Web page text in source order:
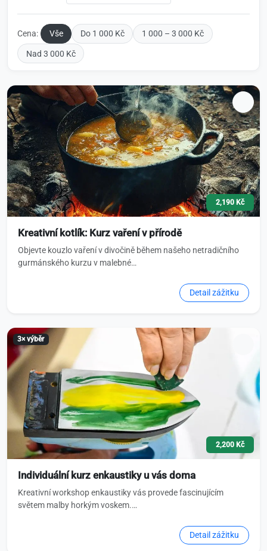
Cena: Vše Do 1 000 Kč 1 000 – 3 000 Kč
Nad 3 000 Kč
2,190 Kč
Kreativní kotlík: Kurz vaření v přírodě
Objevte kouzlo vaření v divočině během našeho netradičního
gurmánského kurzu v malebné…
Detail zážitku
3× výběr
2,200 Kč
Individuální kurz enkaustiky u vás doma
Kreativní workshop enkaustiky vás provede fascinujícím
světem malby horkým voskem.…
Detail zážitku